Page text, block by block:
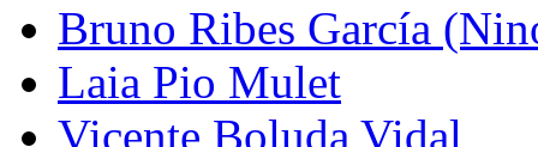
Bruno Ribes García
Laia Pio Mulet
Vicente Boluda Vidal